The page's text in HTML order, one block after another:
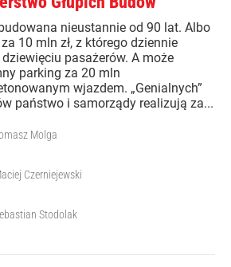
nieustannie od 90 lat. Albo
10 mln zł, z którego dziennie
pasażerów. A może
parking za 20 mln
wjazdem. „Genialnych”
państwo i samorządy realizują za...
Molga
Czerniejewski
Stodolak